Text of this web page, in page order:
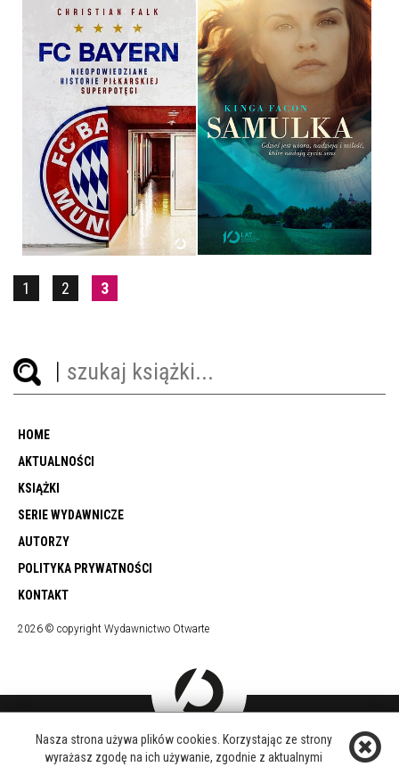
FC BAYERN
CHRISTIAN FALK
OPRAWA TWARDA
49,99 ZŁ
SAMULKA
KINGA FACON
OPRAWA MIĘKKA
32,90 ZŁ
1 2 3
HOME
AKTUALNOŚCI
KSIĄŻKI
SERIE WYDAWNICZE
AUTORZY
POLITYKA PRYWATNOŚCI
KONTAKT
2026 © copyright Wydawnictwo Otwarte
DOŁĄCZ DO NAS
FACEBOOK
Nasza strona używa plików cookies. Korzystając ze strony
wyrażasz zgodę na ich używanie, zgodnie z aktualnymi